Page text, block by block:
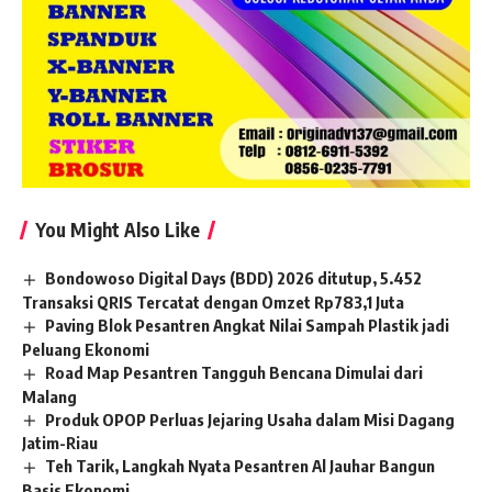
You Might Also Like
Bondowoso Digital Days (BDD) 2026 ditutup, 5.452
Transaksi QRIS Tercatat dengan Omzet Rp783,1 Juta
Paving Blok Pesantren Angkat Nilai Sampah Plastik jadi
Peluang Ekonomi
Road Map Pesantren Tangguh Bencana Dimulai dari
Malang
Produk OPOP Perluas Jejaring Usaha dalam Misi Dagang
Jatim-Riau
Teh Tarik, Langkah Nyata Pesantren Al Jauhar Bangun